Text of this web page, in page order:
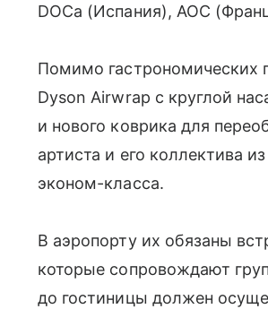
DOCa (Испания), AOC
Помимо гастрономических
Dyson Airwrap с круглой
и нового коврика для
артиста и его коллектива
эконом-класса.
В аэропорту их обязаны
которые сопровождают
до гостиницы должен